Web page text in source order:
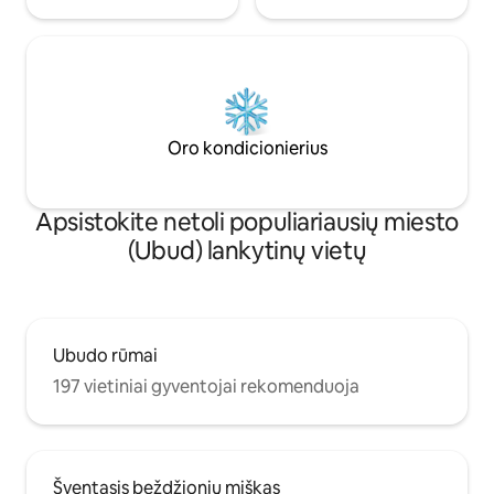
Oro kondicionierius
Apsistokite netoli populiariausių miesto
(Ubud) lankytinų vietų
Ubudo rūmai
197 vietiniai gyventojai rekomenduoja
Šventasis beždžionių miškas